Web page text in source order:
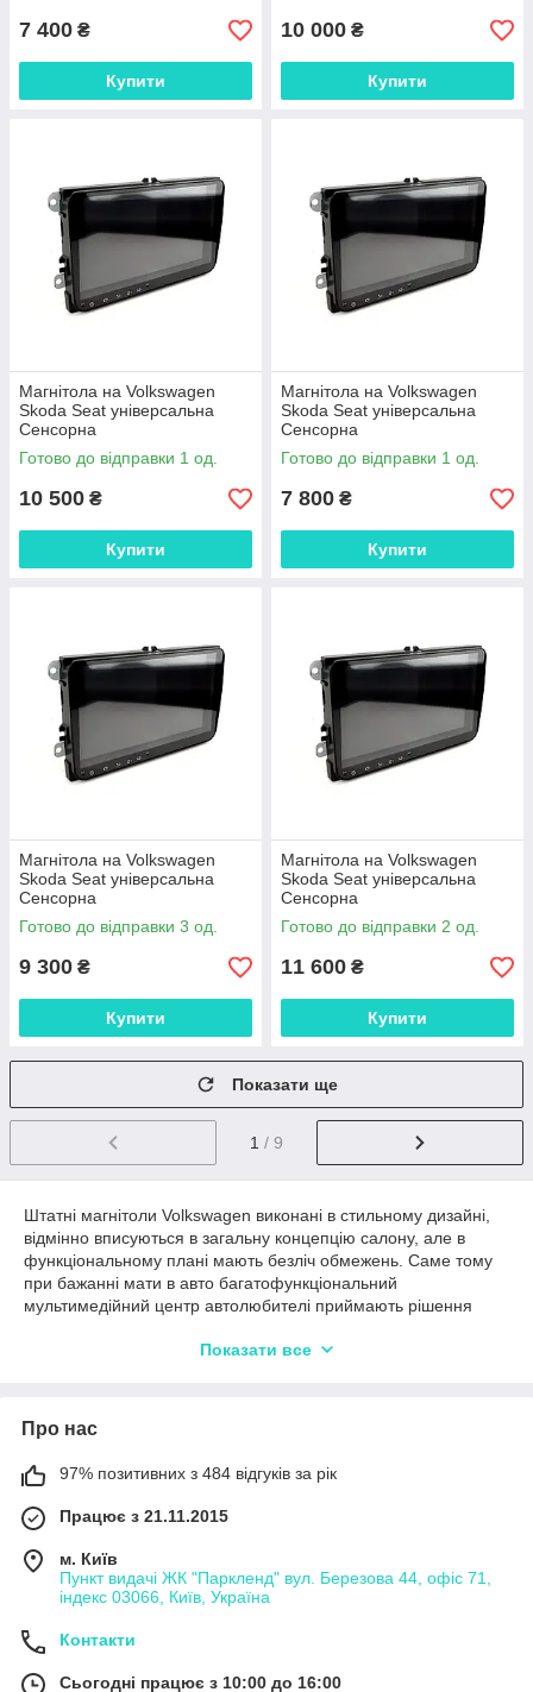
7 400 ₴
Купити
10 000 ₴
Купити
Магнітола на Volkswagen
Skoda Seat універсальна
Сенсорна
Готово до відправки 1 од.
10 500 ₴
Купити
Магнітола на Volkswagen
Skoda Seat універсальна
Сенсорна
Готово до відправки 1 од.
7 800 ₴
Купити
Магнітола на Volkswagen
Skoda Seat універсальна
Сенсорна
Готово до відправки 3 од.
9 300 ₴
Купити
Магнітола на Volkswagen
Skoda Seat універсальна
Сенсорна
Готово до відправки 2 од.
11 600 ₴
Купити
Показати ще
1 / 9
Штатні магнітоли Volkswagen виконані в стильному дизайні,
відмінно вписуються в загальну концепцію салону, але в
функціональному плані мають безліч обмежень. Саме тому
при бажанні мати в авто багатофункціональний
мультимедійний центр автолюбителі приймають рішення
Чим Android-магнітоли кращі за штатні
Штатна магнітола Volkswagen має ряд обмежень, а саме:
введені виробником обмеження.
Обмеженість у форматах – штатний магнітофон
Volkswagen здатний відтворювати не всі формати відео
та аудіо.
Стандартна версія навігації – часто автолюбителю
Показати все
Про нас
97% позитивних з 484 відгуків за рік
Працює з 21.11.2015
м. Київ
Пункт видачі ЖК "Паркленд" вул. Березова 44, офіс 71,
індекс 03066, Київ, Україна
Контакти
Сьогодні працює з 10:00 до 16:00